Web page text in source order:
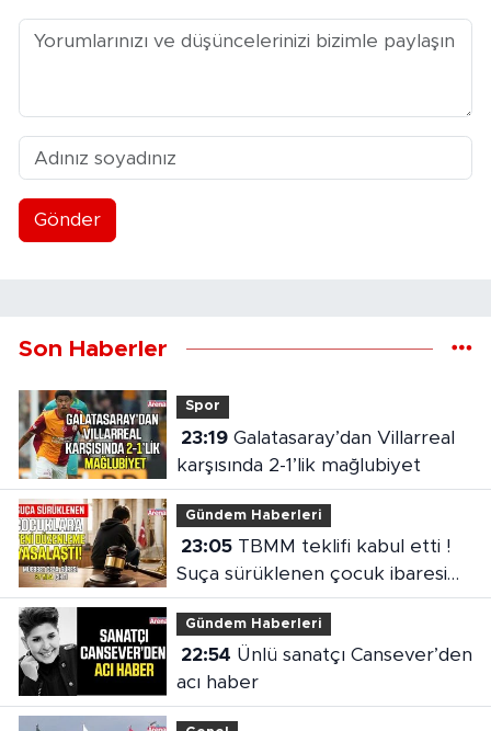
Gönder
Son Haberler
Spor
23:19Galatasaray’dan Villarreal
karşısında 2-1’lik mağlubiyet
Gündem Haberleri
23:05TBMM teklifi kabul etti !
Suça sürüklenen çocuk ibaresi
değişti
Gündem Haberleri
22:54
acı haber